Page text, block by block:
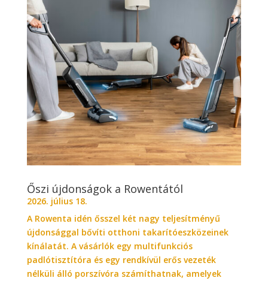
Őszi újdonságok a Rowentától
2026. július 18.
A Rowenta idén ősszel két nagy teljesítményű
újdonsággal bővíti otthoni takarítóeszközeinek
kínálatát. A vásárlók egy multifunkciós
padlótisztítóra és egy rendkívül erős vezeték
nélküli álló porszívóra számíthatnak, amelyek